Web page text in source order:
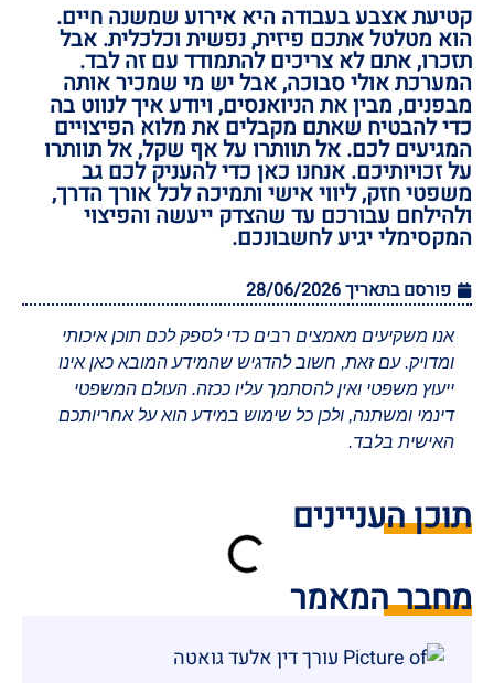
קטיעת אצבע בעבודה היא אירוע שמשנה חיים.
הוא מטלטל אתכם פיזית, נפשית וכלכלית. אבל
תזכרו, אתם לא צריכים להתמודד עם זה לבד.
המערכת אולי סבוכה, אבל יש מי שמכיר אותה
מבפנים, מבין את הניואנסים, ויודע איך לנווט בה
כדי להבטיח שאתם מקבלים את מלוא הפיצויים
המגיעים לכם. אל תוותרו על אף שקל, אל תוותרו
על זכויותיכם. אנחנו כאן כדי להעניק לכם גב
משפטי חזק, ליווי אישי ותמיכה לכל אורך הדרך,
ולהילחם עבורכם עד שהצדק ייעשה והפיצוי
המקסימלי יגיע לחשבונכם.
פורסם בתאריך28/06/2026
אנו משקיעים מאמצים רבים כדי לספק לכם תוכן איכותי
ומדויק. עם זאת, חשוב להדגיש שהמידע המובא כאן אינו
ייעוץ משפטי ואין להסתמך עליו ככזה. העולם המשפטי
דינמי ומשתנה, ולכן כל שימוש במידע הוא על אחריותכם
האישית בלבד.
תוכן העניינים
מחבר המאמר